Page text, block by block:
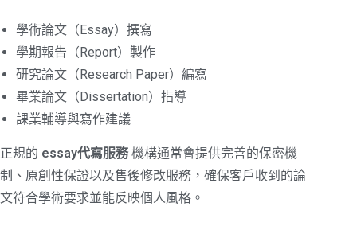
學術論文（Essay）撰寫
學期報告（Report）製作
研究論文（Research Paper）編寫
畢業論文（Dissertation）指導
課業輔導與寫作建議
正規的 essay代寫服務 機構通常會提供完善的保密機
制、原創性保證以及售後修改服務，確保客戶收到的論
文符合學術要求並能反映個人風格。